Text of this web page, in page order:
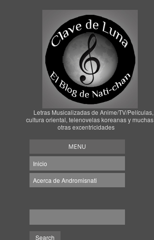
Letras Musicalizadas de Anime/TV/Películas,
cultura oriental, telenovelas koreanas y muchas
otras excentricidades
MENU
Inicio
Acerca de Andromisnati